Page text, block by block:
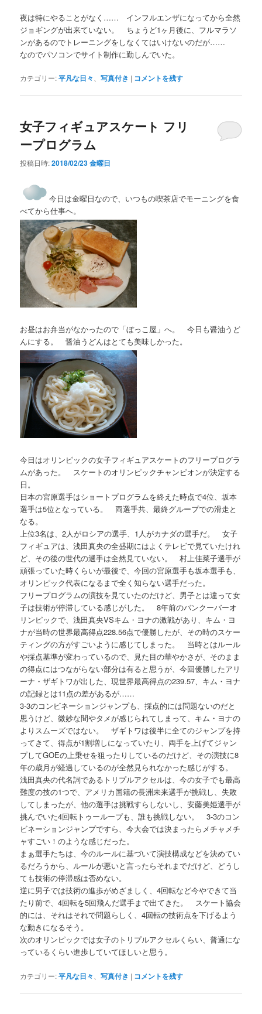
夜は特にやることがなく…… インフルエンザになってから全然
ジョギングが出来ていない。 ちょうど1ヶ月後に、フルマラソ
ンがあるのでトレーニングをしなくてはいけないのだが……
なのでパソコンでサイト制作に勤しんでいた。
カテゴリー:平凡な日々 、写真付き | コメントを残す
女子フィギュアスケート フリ
ープログラム
投稿日時:2018/02/23 金曜日
今日は金曜日なので、いつもの喫茶店でモーニングを食
べてから仕事へ。
お昼はお弁当がなかったので「ぼっこ屋」へ。 今日も醤油うど
んにする。 醤油うどんはとても美味しかった。
今日はオリンピックの女子フィギュアスケートのフリープログラ
ムがあった。 スケートのオリンピックチャンピオンが決定する
日。
日本の宮原選手はショートプログラムを終えた時点で4位、坂本
選手は5位となっている。 両選手共、最終グループでの滑走と
なる。
上位3名は、2人がロシアの選手、1人がカナダの選手だ。 女子
フィギュアは、浅田真央の全盛期にはよくテレビで見ていたけれ
ど、その後の世代の選手は全然見ていない。 村上佳菜子選手が
頑張っていた時くらいが最後で、今回の宮原選手も坂本選手も、
オリンピック代表になるまで全く知らない選手だった。
フリープログラムの演技を見ていたのだけど、男子とは違って女
子は技術が停滞している感じがした。 8年前のバンクーバーオ
リンピックで、浅田真央VSキム・ヨナの激戦があり、キム・ヨ
ナが当時の世界最高得点228.56点で優勝したが、その時のスケー
ティングの方がすごいように感じてしまった。 当時とはルール
や採点基準が変わっているので、見た目の華やかさが、そのまま
の得点にはつながらない部分は有ると思うが、今回優勝したアリ
ーナ・ザギトワが出した、現世界最高得点の239.57、キム・ヨナ
の記録とは11点の差があるが……
3-3のコンビネーションジャンプも、採点的には問題ないのだと
思うけど、微妙な間やタメが感じられてしまって、キム・ヨナの
よりスムーズではない。 ザギトワは後半に全てのジャンプを持
ってきて、得点が1割増しになっていたり、両手を上げてジャン
プしてGOEの上乗せを狙ったりしているのだけど、その演技に8
年の歳月が経過しているのが全然見られなかった感じがする。
浅田真央の代名詞であるトリプルアクセルは、今の女子でも最高
難度の技の1つで、アメリカ国籍の長洲未来選手が挑戦し、失敗
してしまったが、他の選手は挑戦すらしないし、安藤美姫選手が
挑んでいた4回転トゥーループも、誰も挑戦しない。 3-3のコン
ビネーションジャンプですら、今大会では決まったらメチャメチ
ャすごい！のような感じだった。
まぁ選手たちは、今のルールに基づいて演技構成などを決めてい
るだろうから、ルールが悪いと言ったらそれまでだけど、どうし
ても技術の停滞感は否めない。
逆に男子では技術の進歩がめざましく、4回転など今やできて当
たり前で、4回転を5回飛んだ選手まで出てきた。 スケート協会
的には、それはそれで問題らしく、4回転の技術点を下げるよう
な動きになるそう。
次のオリンピックでは女子のトリプルアクセルくらい、普通にな
っているくらい進歩していてほしいと思う。
カテゴリー:平凡な日々 、写真付き | コメントを残す